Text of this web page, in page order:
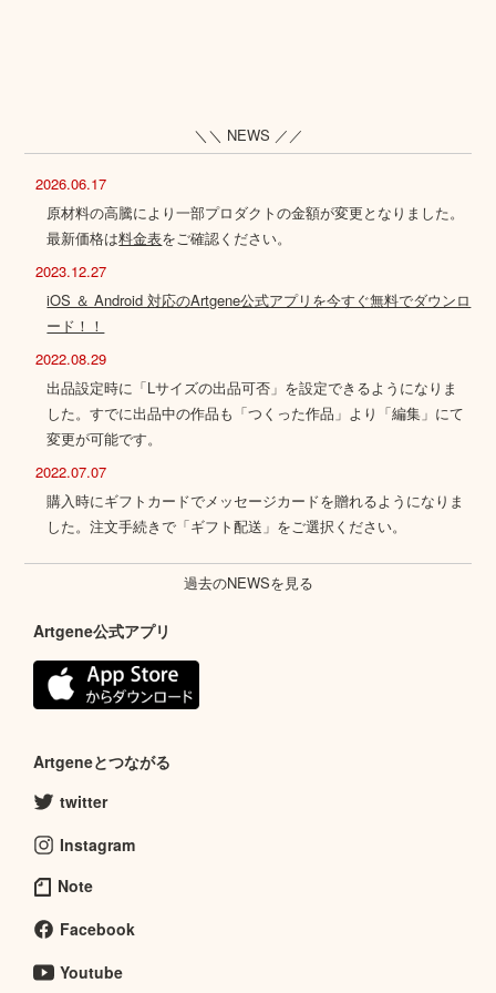
＼＼ NEWS ／／
2026.06.17
原材料の高騰により一部プロダクトの金額が変更となりました。
最新価格は料金表をご確認ください。
2023.12.27
iOS ＆ Android 対応のArtgene公式アプリを今すぐ無料でダウンロ
ード！！
2022.08.29
出品設定時に「Lサイズの出品可否」を設定できるようになりま
した。すでに出品中の作品も「つくった作品」より「編集」にて
変更が可能です。
2022.07.07
購入時にギフトカードでメッセージカードを贈れるようになりま
した。注文手続きで「ギフト配送」をご選択ください。
過去のNEWSを見る
Artgene公式アプリ
Artgeneとつながる
twitter
Instagram
Note
Facebook
Youtube